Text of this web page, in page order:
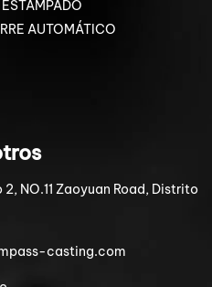
ESTAMPADO
AUTOMÁTICO
NO.11 Zaoyuan Road, Distrito
casting.com